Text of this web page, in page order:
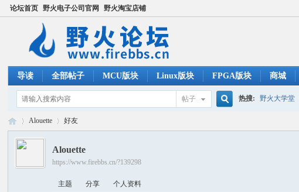
论坛首页 野火电子公司官网 野火淘宝店铺
导读 全部帖子 MCU版块 Linux版块 FPGA版块 商城
帖子 热搜: 野火大学堂
›
Alouette 好友
Alouette
https://www.firebbs.cn/?139298
主题 分享 个人资料